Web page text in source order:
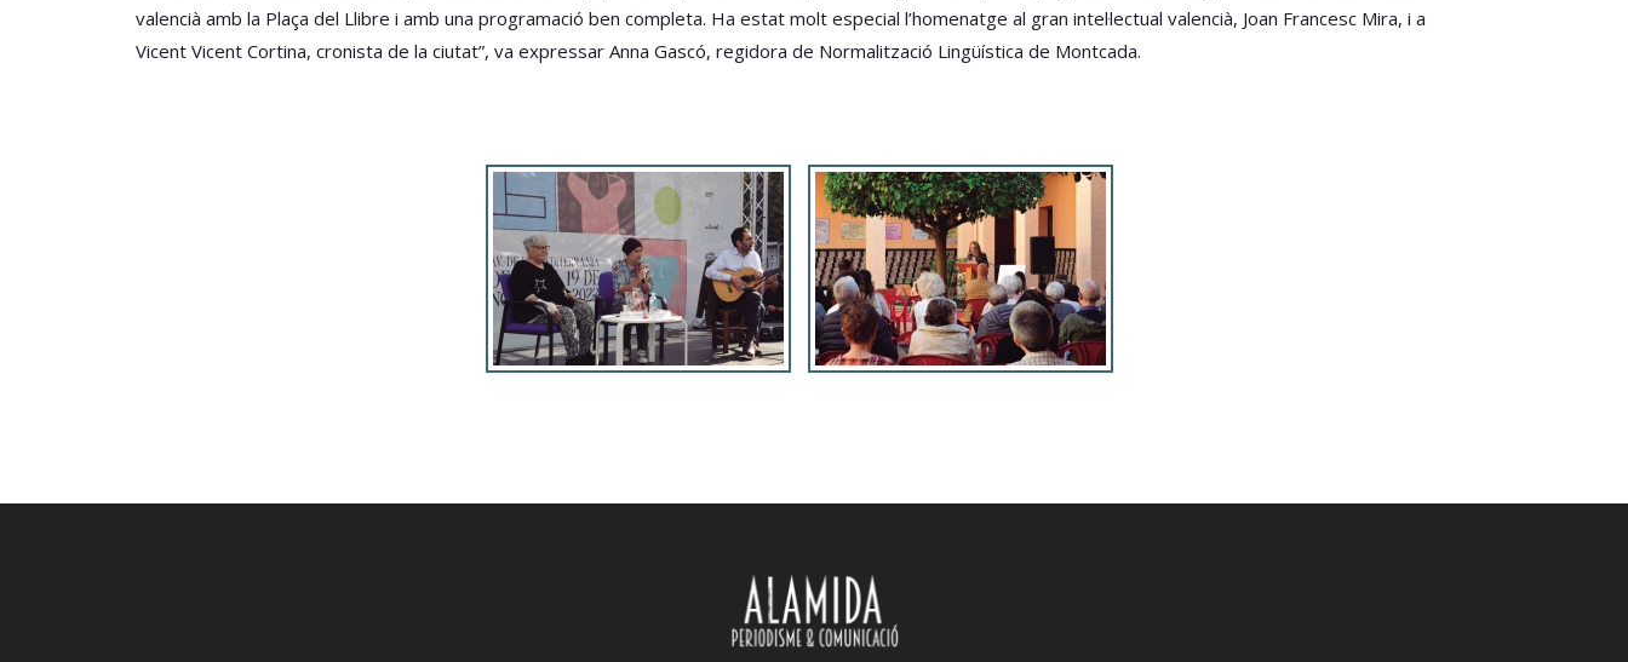
valencià amb la Plaça del Llibre i amb una programació ben completa. Ha estat molt especial l’homenatge al gran intel·lectual valencià, Joan Francesc Mira, i a
Vicent Vicent Cortina, cronista de la ciutat”, va expressar Anna Gascó, regidora de Normalització Lingüística de Montcada.